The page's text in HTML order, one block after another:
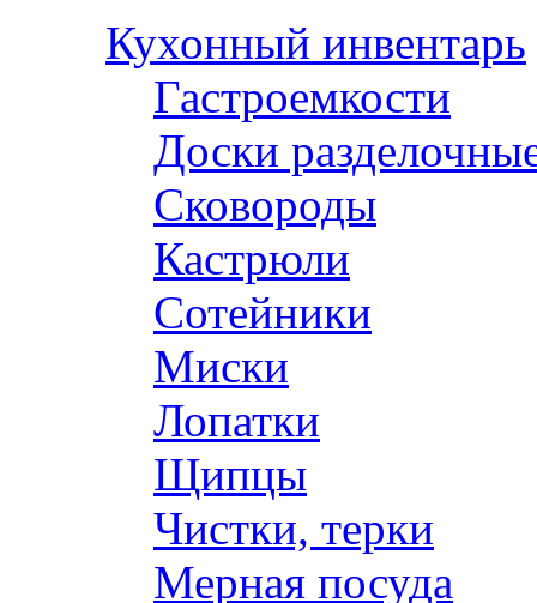
Кухонный инвентарь
Гастроемкости
Доски
Сковороды
Кастрюли
Сотейники
Миски
Лопатки
Щипцы
Чистки, терки
Мерная посуда